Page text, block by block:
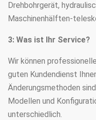
Drehbohrgerät,
Maschinenhälften-
3: Was ist Ihr Service?
Wir können
guten Kundendienst
Änderungsmethoden
Modellen und
unterschiedlich.